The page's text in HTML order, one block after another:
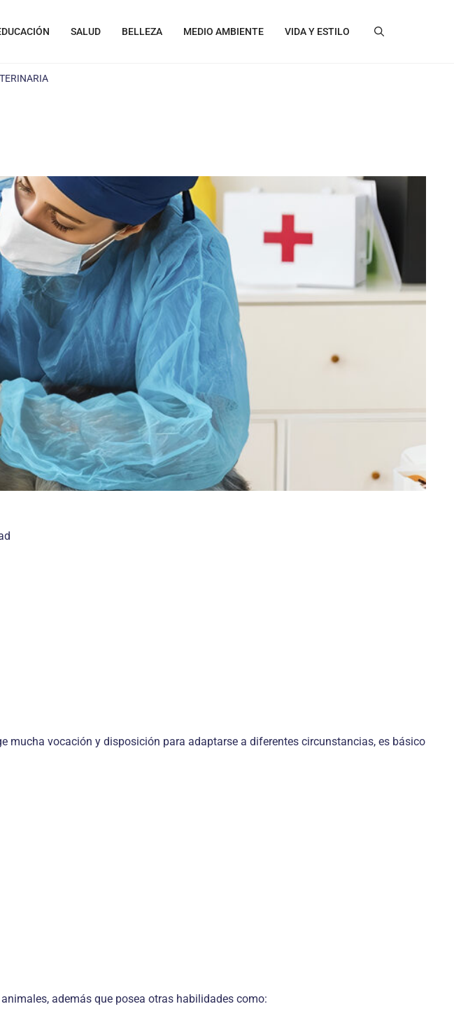
SALUD BELLEZA MEDIO AMBIENTE VIDA Y ESTILO
mucha vocación y disposición para adaptarse a diferentes circunstancias, es básico
además que posea otras habilidades como: